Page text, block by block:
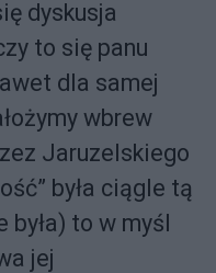
dyskusja
to się panu
dla samej
wbrew
Jaruzelskiego
była ciągle tą
to w myśl
jej